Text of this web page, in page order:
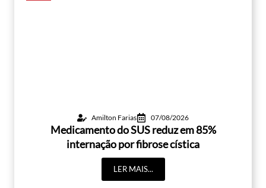
Amilton Farias 07/08/2026
Medicamento do SUS reduz em 85%
internação por fibrose cística
LER MAIS...